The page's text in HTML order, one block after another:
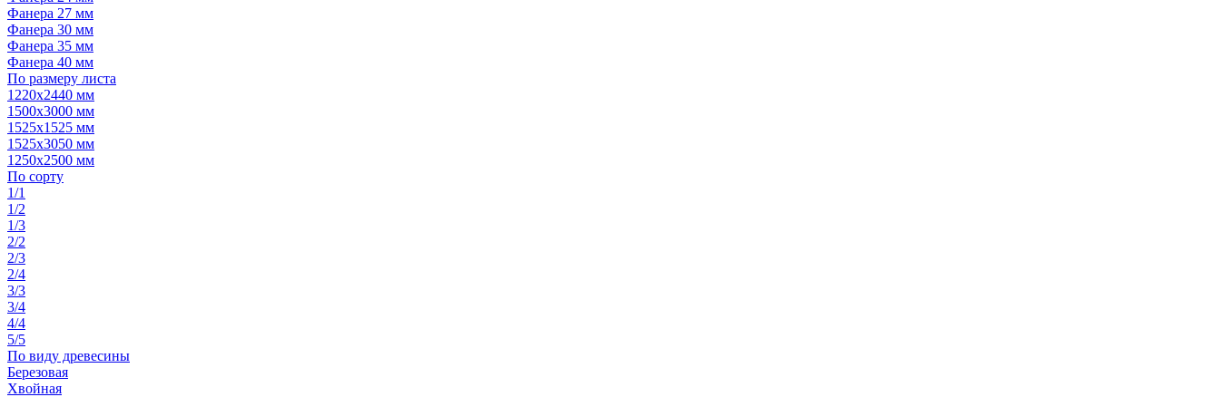
Фанера 27 мм
Фанера 30 мм
Фанера 35 мм
Фанера 40 мм
По размеру листа
1220х2440 мм
1500х3000 мм
1525x1525 мм
1525х3050 мм
1250х2500 мм
По сорту
1/1
1/2
1/3
2/2
2/3
2/4
3/3
3/4
4/4
5/5
По виду древесины
Березовая
Хвойная